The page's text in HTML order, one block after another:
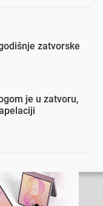
zatvorske
je u zatvoru,